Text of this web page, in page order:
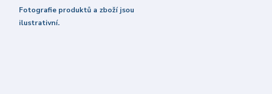
Fotografie produktů a zboží jsou
ilustrativní.